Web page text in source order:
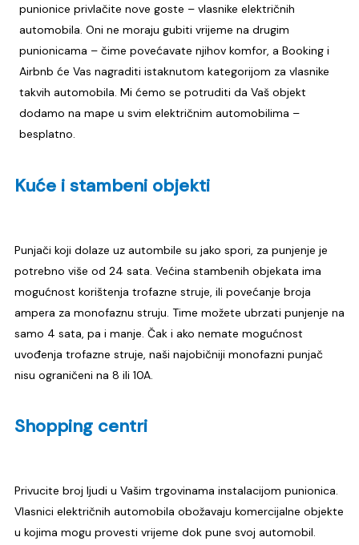
punionice privlačite nove goste – vlasnike električnih
automobila. Oni ne moraju gubiti vrijeme na drugim
punionicama – čime povećavate njihov komfor, a Booking i
Airbnb će Vas nagraditi istaknutom kategorijom za vlasnike
takvih automobila. Mi ćemo se potruditi da Vaš objekt
dodamo na mape u svim električnim automobilima –
besplatno.
Kuće i stambeni objekti
Punjači koji dolaze uz autombile su jako spori, za punjenje je
potrebno više od 24 sata. Većina stambenih objekata ima
mogućnost korištenja trofazne struje, ili povećanje broja
ampera za monofaznu struju. Time možete ubrzati punjenje na
samo 4 sata, pa i manje. Čak i ako nemate mogućnost
uvođenja trofazne struje, naši najobičniji monofazni punjač
nisu ograničeni na 8 ili 10A.
Shopping centri
Privucite broj ljudi u Vašim trgovinama instalacijom punionica.
Vlasnici električnih automobila obožavaju komercijalne objekte
u kojima mogu provesti vrijeme dok pune svoj automobil.